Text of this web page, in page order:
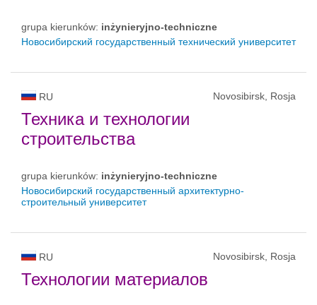
grupa kierunków: inżynieryjno-techniczne
Новосибирский государственный технический университет
RU Novosibirsk, Rosja
Техника и технологии
строительства
grupa kierunków: inżynieryjno-techniczne
Новосибирский государственный архитектурно-
строительный университет
RU Novosibirsk, Rosja
Технологии материалов